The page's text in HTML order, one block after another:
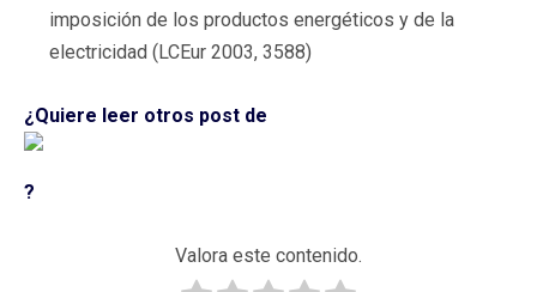
imposición de los productos energéticos y de la
electricidad (LCEur 2003, 3588)
¿Quiere leer otros post de
?
Valora este contenido.